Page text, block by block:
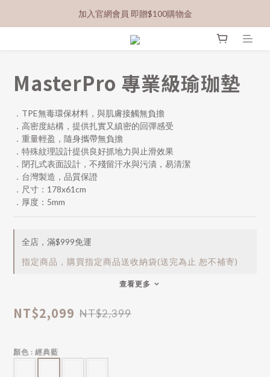
加入官網會員 即贈$100購物金
MasterPro 專業級瑜珈墊
．TPE無毒環保材料，與肌膚接觸無負擔
．高密度結構，提供扎實又縝密的回彈感受
．重量輕盈，隨身攜帶無負擔
．特殊紋理設計提供良好抓地力與止滑效果
．閉孔式表面設計，不殘留汗水與污漬，易清潔
．台灣製造，品質保證
．尺寸：178x61cm
．厚度：5mm
全店，滿$999免運
指定商品，購買指定商品送收納袋(送完為止 恕不補寄)
查看更多
NT$2,099 NT$2,399
顏色 : 經典藍